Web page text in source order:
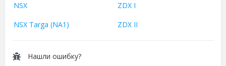
NSX
NSX Targa (NA1)
ZDX I
ZDX II
Нашли ошибку?